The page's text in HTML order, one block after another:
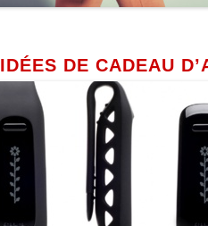
IDÉES DE CADEAU